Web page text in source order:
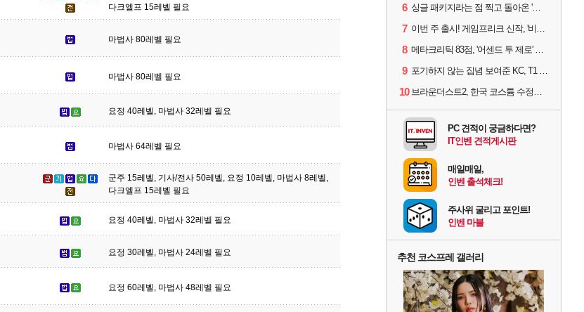
다크엘프 15레벨 필요
마법사 80레벨 필요
마법사 80레벨 필요
요정 40레벨, 마법사 32레벨 필요
마법사 64레벨 필요
군주 15레벨, 기사/전사 50레벨, 요정 10레벨, 마법사 8레벨,
다크엘프 15레벨 필요
요정 40레벨, 마법사 32레벨 필요
요정 30레벨, 마법사 24레벨 필요
요정 60레벨, 마법사 48레벨 필요
6 싱글 패키지라는 점 찍고 돌아온 '드래곤소드: 어웨이크닝'
7 이번 주 출시! 게임프리크 신작, '비스트 오브 리인카네이션'
8 메타크리틱 83점, '어센드 투 제로' 정식 출시!
9 포기하지 않는 집념 보여준 KC, T1 잡았다
10 브라운더스트2, 한국 코스튬 수정… 이준희 PD "안 하면 서비스 지속 불가"
PC 견적이 궁금하다면?
IT인벤 견적게시판
매일매일,
인벤 출석체크!
주사위 굴리고 포인트!
인벤 마블
추천 코스프레 갤러리